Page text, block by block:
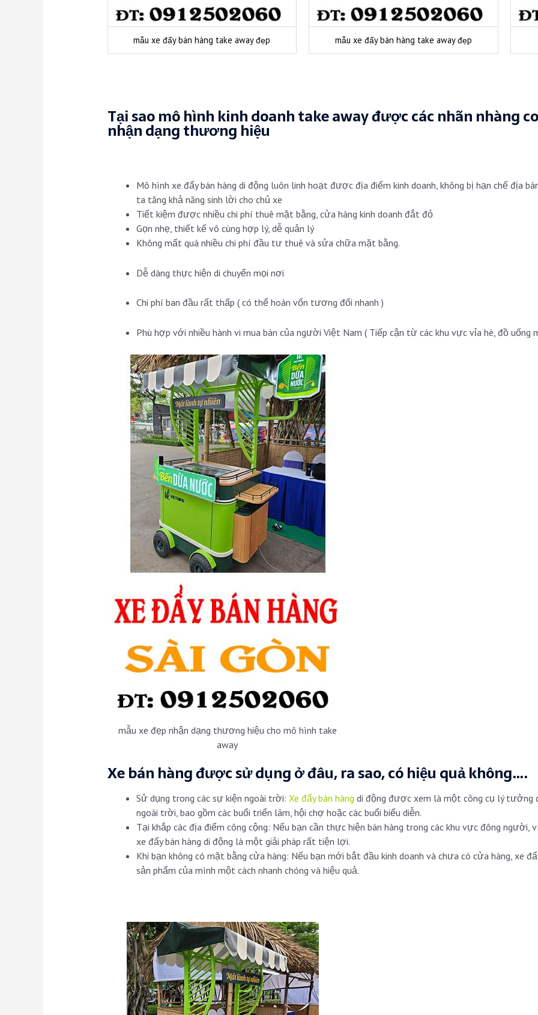
mẫu xe đẩy bán hàng take away đẹp mẫu xe đẩy bán hàng take away đẹp
Tại sao mô hình kinh doanh take away được các nhãn nhàng
nhận dạng thương hiệu
Mô hình xe đẩy bán hàng di động luôn linh hoạt được địa điểm kinh doanh, không bị hạn chế địa
ta tăng khả năng sinh lời cho chủ xe
Tiết kiệm được nhiều chi phí thuê mặt bằng, cửa hàng kinh doanh đắt đỏ
Gọn nhẹ, thiết kế vô cùng hợp lý, dễ quản lý
Không mất quá nhiều chi phí đầu tư thuê và sửa chữa mặt bằng.
Dễ dàng thực hiện di chuyển mọi nơi
Chi phí ban đầu rất thấp ( có thể hoàn vốn tương đối nhanh )
Phù hợp với nhiều hành vi mua bán của người Việt Nam ( Tiếp cận từ các khu vực vỉa hè, đồ uống
mẫu xe đẹp nhận dạng thương hiệu cho mô hình take
away
Xe bán hàng được sử dụng ở đâu, ra sao, có hiệu quả không….
Sử dụng trong các sự kiện ngoài trời: Xe đẩy bán hàng di động được xem là một công cụ lý tưởng
ngoài trời, bao gồm các buổi triển lãm, hội chợ hoặc các buổi biểu diễn.
Tại khắp các địa điểm công cộng: Nếu bạn cần thực hiện bán hàng trong các khu vực đông người,
xe đẩy bán hàng di động là một giải pháp rất tiện lợi.
Khi bạn không có mặt bằng cửa hàng: Nếu bạn mới bắt đầu kinh doanh và chưa có cửa hàng, xe
sản phẩm của mình một cách nhanh chóng và hiệu quả.